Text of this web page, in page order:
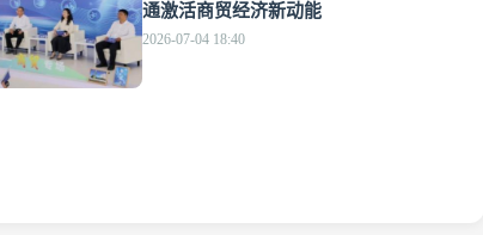
通激活商贸经济新动能
2026-07-04 18:40